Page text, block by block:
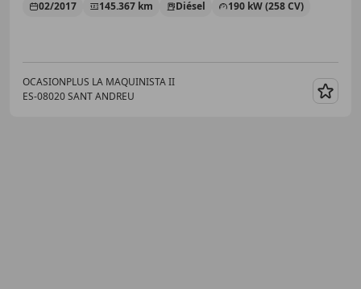
02/2017 145.367 km Diésel 190 kW (258 CV)
OCASIONPLUS LA MAQUINISTA II
ES-08020 SANT ANDREU